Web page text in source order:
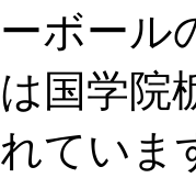
ーボール
は国学院
れていま